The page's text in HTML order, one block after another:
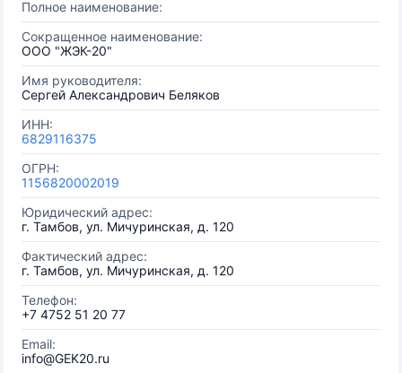
Полное наименование:
Сокращенное наименование:
ООО "ЖЭК-20"
Имя руководителя:
Сергей Александрович Беляков
ИНН:
6829116375
ОГРН:
1156820002019
Юридический адрес:
г. Тамбов, ул. Мичуринская, д. 120
Фактический адрес:
г. Тамбов, ул. Мичуринская, д. 120
Телефон:
+7 4752 51 20 77
Email:
info@GEK20.ru